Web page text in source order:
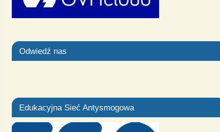
Odwiedź nas
Edukacyjna Sieć Antysmogowa